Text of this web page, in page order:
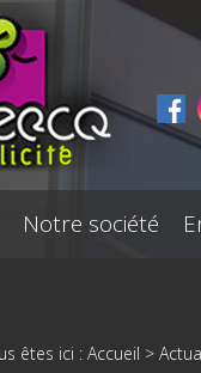
Notre société
êtes ici : Accueil >